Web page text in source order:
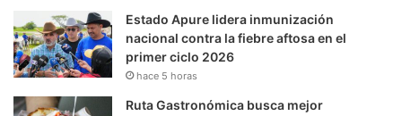
Estado Apure lidera inmunización
nacional contra la fiebre aftosa en el
primer ciclo 2026
hace 5 horas
Ruta Gastronómica busca mejor